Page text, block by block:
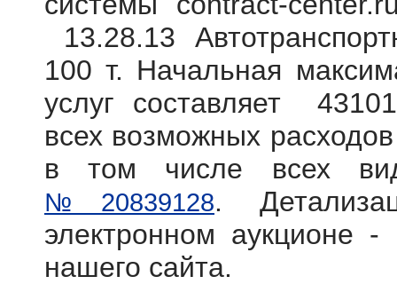
13.28.13
100 т. Начальная
услуг составляет
всех возможных
в том числе всех
№20839128.
электронном аукционе
нашего сайта.